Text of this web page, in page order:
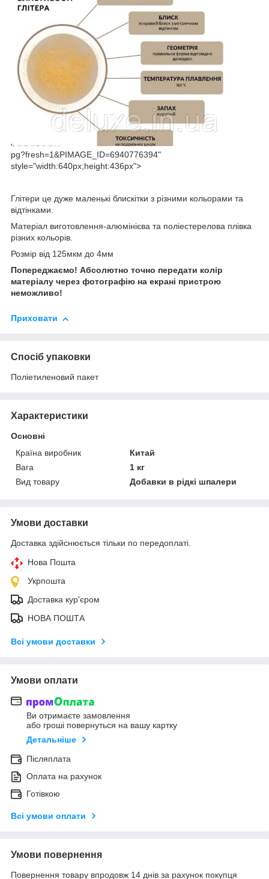
pg?fresh=1&PIMAGE_ID=6940776394"
style="width:640px;height:436px">
Глітери це дуже маленькі блискітки з різними кольорами та
відтінками.
Матеріал виготовлення-алюмінієва та поліестерелова плівка
різних кольорів.
Розмір від 125мкм до 4мм
Попереджаємо! Абсолютно точно передати колір
матеріалу через фотографію на екрані пристрою
неможливо!
Приховати
Спосіб упаковки
Поліетиленовий пакет
Характеристики
Основні
Країна виробник
Китай
Вага
1 кг
Вид товару
Добавки в рідкі шпалери
Умови доставки
Доставка здійснюється тільки по передоплаті.
Нова Пошта
Укрпошта
Доставка кур'єром
НОВА ПОШТА
Всі умови доставки
Умови оплати
Ви отримаєте замовлення
або гроші повернуться на вашу картку
Детальніше
Післяплата
Оплата на рахунок
Готівкою
Всі умови оплати
Умови повернення
Повернення товару впродовж 14 днів за рахунок покупця